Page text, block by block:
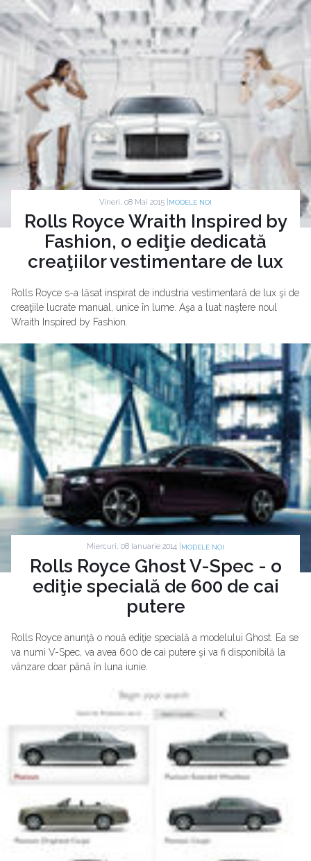
Vineri, 08 Mai 2015 | MODELE NOI
Rolls Royce Wraith Inspired by
Fashion, o ediţie dedicată
creaţiilor vestimentare de lux
Rolls Royce s-a lăsat inspirat de industria vestimentară de lux şi de
creaţiile lucrate manual, unice în lume. Aşa a luat naştere noul
Wraith Inspired by Fashion.
Miercuri, 08 Ianuarie 2014 | MODELE NOI
Rolls Royce Ghost V-Spec - o
ediţie specială de 600 de cai
putere
Rolls Royce anunţă o nouă ediţie specială a modelului Ghost. Ea se
va numi V-Spec, va avea 600 de cai putere şi va fi disponibilă la
vânzare doar până în luna iunie.